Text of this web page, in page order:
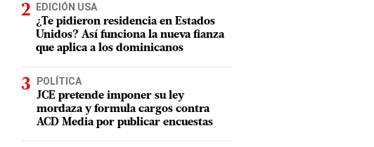
EDICIÓN USA
¿Te pidieron residencia en Estados
Unidos? Así funciona la nueva fianza
que aplica a los dominicanos
POLÍTICA
JCE pretende imponer su ley
mordaza y formula cargos contra
ACD Media por publicar encuestas